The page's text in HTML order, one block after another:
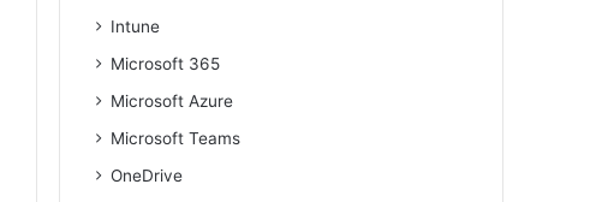
Intune
Microsoft 365
Microsoft Azure
Microsoft Teams
OneDrive